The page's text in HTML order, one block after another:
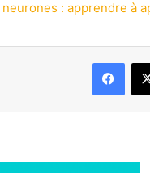
: apprendre à